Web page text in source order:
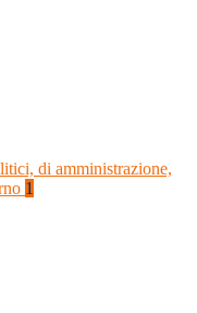
di amministrazione,
1